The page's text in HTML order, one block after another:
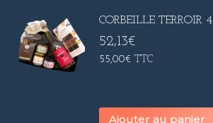
CORBEILLE TERROIR 4
52,13€
55,00€ TTC
Ajouter au panier